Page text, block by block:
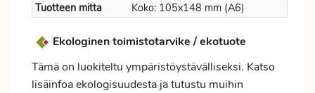
Tuotteen mitta
Koko: 105x148 mm (A6)
Ekologinen toimistotarvike / ekotuote
Tämä on luokiteltu ympäristöystävälliseksi. Katso
lisäinfoa ekologisuudesta ja tutustu muihin